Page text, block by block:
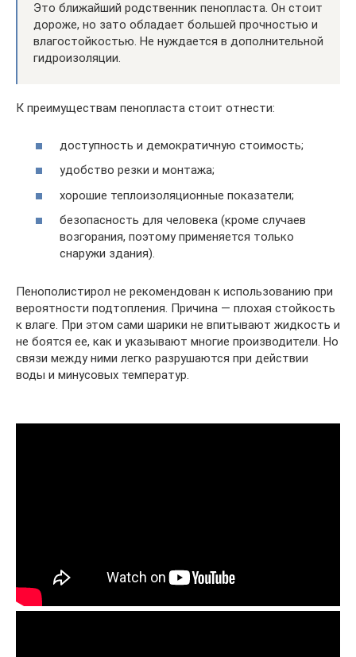
Это ближайший родственник пенопласта. Он стоит
дороже, но зато обладает большей прочностью и
влагостойкостью. Не нуждается в дополнительной
гидроизоляции.
К преимуществам пенопласта стоит отнести:
доступность и демократичную стоимость;
удобство резки и монтажа;
хорошие теплоизоляционные показатели;
безопасность для человека (кроме случаев
возгорания, поэтому применяется только
снаружи здания).
Пенополистирол не рекомендован к использованию при
вероятности подтопления. Причина — плохая стойкость
к влаге. При этом сами шарики не впитывают жидкость и
не боятся ее, как и указывают многие производители. Но
связи между ними легко разрушаются при действии
воды и минусовых температур.